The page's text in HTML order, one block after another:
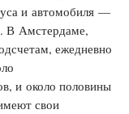
и автомобиля —
В Амстердаме,
ежедневно
и около половины
свои